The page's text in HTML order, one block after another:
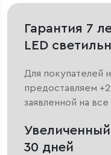
Гарантия 7
LED
Для покупателей
предоставляем
заявленной на
30 дней